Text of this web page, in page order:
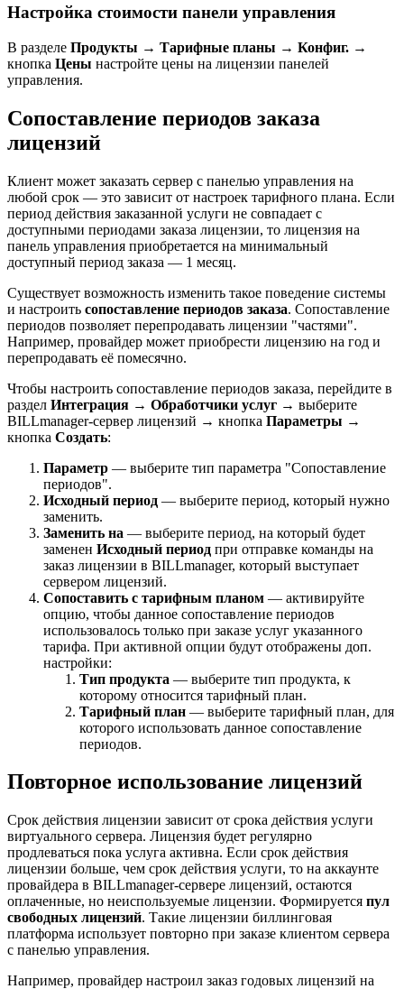
Настройка стоимости панели управления
В разделе Продукты → Тарифные планы → Конфиг. →
кнопка Цены настройте цены на лицензии панелей
управления.
Сопоставление периодов заказа
лицензий
Клиент может заказать сервер с панелью управления на
любой срок — это зависит от настроек тарифного плана. Если
период действия заказанной услуги не совпадает с
доступными периодами заказа лицензии, то лицензия на
панель управления приобретается на минимальный
доступный период заказа — 1 месяц.
Существует возможность изменить такое поведение системы
и настроить сопоставление периодов заказа. Сопоставление
периодов позволяет перепродавать лицензии "частями".
Например, провайдер может приобрести лицензию на год и
перепродавать её помесячно.
Чтобы настроить сопоставление периодов заказа, перейдите в
раздел Интеграция → Обработчики услуг → выберите
BILLmanager-сервер лицензий → кнопка Параметры →
кнопка Создать:
Параметр — выберите тип параметра "Сопоставление
периодов".
Исходный период — выберите период, который нужно
заменить.
Заменить на — выберите период, на который будет
заменен Исходный период при отправке команды на
заказ лицензии в BILLmanager, который выступает
сервером лицензий.
Сопоставить с тарифным планом — активируйте
опцию, чтобы данное сопоставление периодов
использовалось только при заказе услуг указанного
тарифа. При активной опции будут отображены доп.
настройки:
Тип продукта — выберите тип продукта, к
которому относится тарифный план.
Тарифный план — выберите тарифный план, для
которого использовать данное сопоставление
периодов.
Повторное использование лицензий
Срок действия лицензии зависит от срока действия услуги
виртуального сервера. Лицензия будет регулярно
продлеваться пока услуга активна. Если срок действия
лицензии больше, чем срок действия услуги, то на аккаунте
провайдера в BILLmanager-сервере лицензий, остаются
оплаченные, но неиспользуемые лицензии. Формируется пул
свободных лицензий. Такие лицензии биллинговая
платформа использует повторно при заказе клиентом сервера
с панелью управления.
Например, провайдер настроил заказ годовых лицензий на